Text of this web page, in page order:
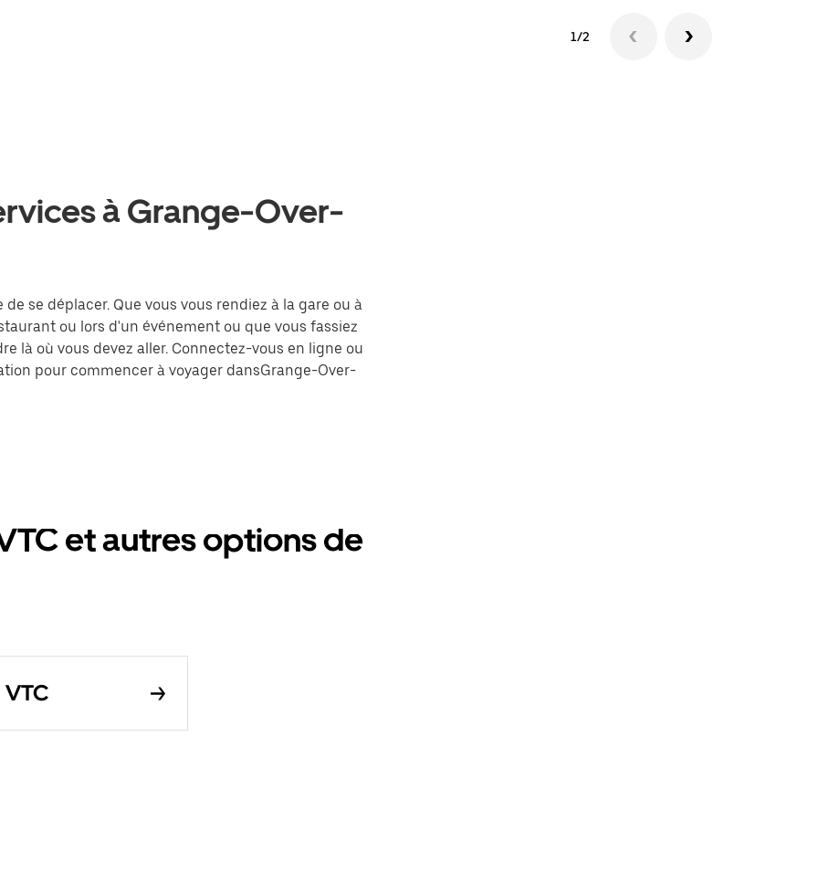
1/2
à Grange-Over-
se déplacer. Que vous vous rendiez à la gare ou à
ou lors d'un événement ou que vous fassiez
là où vous devez aller. Connectez-vous en ligne ou
pour commencer à voyager dansGrange-Over-
et autres options de